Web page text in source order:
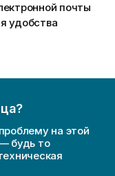
почты
удобства
на этой
будь то